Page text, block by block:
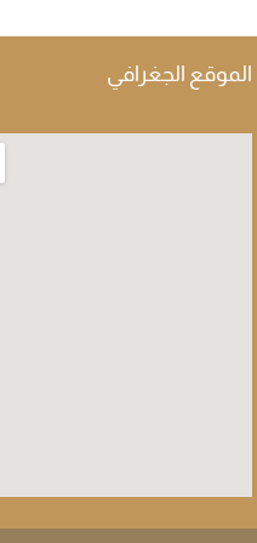
الموقع الجغرافي